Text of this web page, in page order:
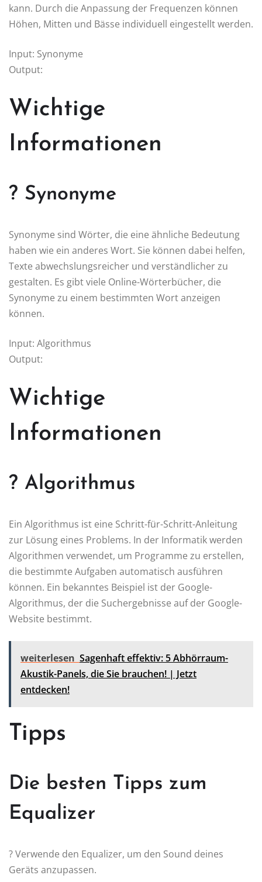
kann. Durch die Anpassung der Frequenzen können
Höhen, Mitten und Bässe individuell eingestellt werden.
Input: Synonyme
Output:
Wichtige
Informationen
? Synonyme
Synonyme sind Wörter, die eine ähnliche Bedeutung
haben wie ein anderes Wort. Sie können dabei helfen,
Texte abwechslungsreicher und verständlicher zu
gestalten. Es gibt viele Online-Wörterbücher, die
Synonyme zu einem bestimmten Wort anzeigen
können.
Input: Algorithmus
Output:
Wichtige
Informationen
? Algorithmus
Ein Algorithmus ist eine Schritt-für-Schritt-Anleitung
zur Lösung eines Problems. In der Informatik werden
Algorithmen verwendet, um Programme zu erstellen,
die bestimmte Aufgaben automatisch ausführen
können. Ein bekanntes Beispiel ist der Google-
Algorithmus, der die Suchergebnisse auf der Google-
Website bestimmt.
weiterlesen Sagenhaft effektiv: 5 Abhörraum-
Akustik-Panels, die Sie brauchen! | Jetzt
entdecken!
Tipps
Die besten Tipps zum
Equalizer
? Verwende den Equalizer, um den Sound deines
Geräts anzupassen.